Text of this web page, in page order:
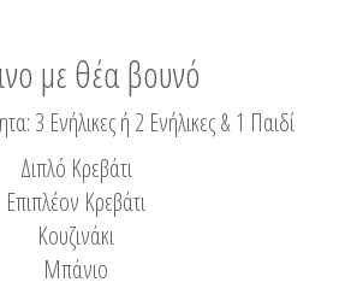
με θέα βουνό
3 Ενήλικες ή 2 Ενήλικες & 1 Παιδί
Διπλό Κρεβάτι
Επιπλέον Κρεβάτι
Κουζινάκι
Μπάνιο